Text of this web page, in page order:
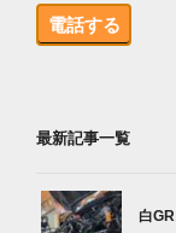
電話する
最新記事一覧
白